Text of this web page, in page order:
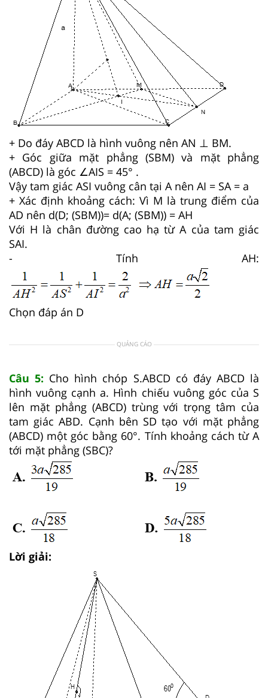
+ Do đáy ABCD là hình vuông nên AN ⊥ BM.
+ Góc giữa mặt phẳng (SBM) và mặt phẳng
(ABCD) là góc ∠AIS = 45° .
Vậy tam giác ASI vuông cân tại A nên AI = SA = a
+ Xác định khoảng cách: Vì M là trung điểm của
AD nên d(D; (SBM))= d(A; (SBM)) = AH
Với H là chân đường cao hạ từ A của tam giác
SAI.
- Tính AH:
Chọn đáp án D
QUẢNG CÁO
Câu 5: Cho hình chóp S.ABCD có đáy ABCD là
hình vuông cạnh a. Hình chiếu vuông góc của S
lên mặt phẳng (ABCD) trùng với trọng tâm của
tam giác ABD. Cạnh bên SD tạo với mặt phẳng
(ABCD) một góc bằng 60°. Tính khoảng cách từ A
tới mặt phẳng (SBC)?
Lời giải: